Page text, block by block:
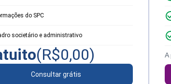
do SPC
societário e administrativo
(R$0,00)
Consultar grátis
A